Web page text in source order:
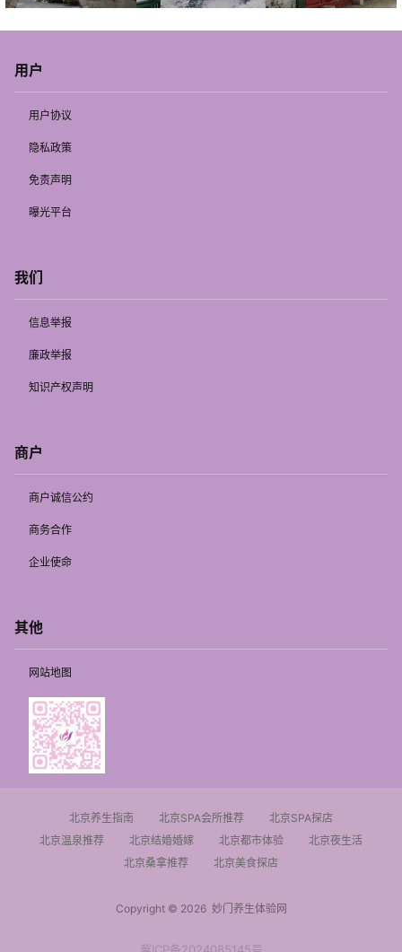
用户
用户协议
隐私政策
免责声明
曝光平台
我们
信息举报
廉政举报
知识产权声明
商户
商户诚信公约
商务合作
企业使命
其他
网站地图
北京养生指南 北京SPA会所推荐
北京SPA探店
北京温泉推荐
北京结婚婚嫁 北京都市体验
北京夜生活
北京桑拿推荐
北京美食探店
Copyright © 2026妙门养生体验网